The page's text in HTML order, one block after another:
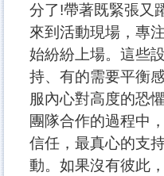
分了!帶著既緊張又
來到活動現場，專
始紛紛上場。這些
持、有的需要平衡
服內心對高度的恐
團隊合作的過程中
信任，最真心的支
動。如果沒有彼此